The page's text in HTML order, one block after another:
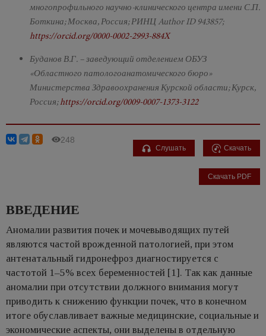
многопрофильного научно-клинического центра имени С.П.
Боткина; Москва, Россия; РИНЦ Author ID 943857;
https://orcid.org/0000-0002-2993-884X
Буданов В.Г. – заведующий отделением ОБУЗ
«Областного патологоанатомического бюро»
Министерства Здравоохранения Курской области; Курск,
Россия;https://orcid.org/0009-0007-1373-3122
248
Слушать Скачать
Скачать PDF
ВВЕДЕНИЕ
Аномалии развития почек и мочевыводящих путей
являются частой врожденной патологией, при этом
антенатальный гидронефроз диагностируется с
частотой 1–5% всех беременностей [1]. Так как данные
аномалии при отсутствии должного внимания могут
приводить к снижению функции почек, что в конечном
итоге обуславливает важные медицинские, социальные и
экономические аспекты, они выделены в отдельную